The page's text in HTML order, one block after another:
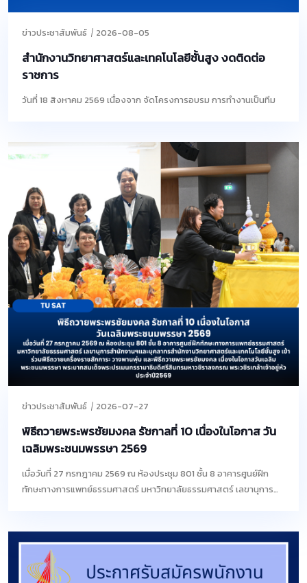
ข่าวประชาสัมพันธ์ 2026-08-05
สำนักงานวิทยาศาสตร์และเทคโนโลยีชั้นสูง งดติดต่อ
ราชการ
วันที่ 18 สิงหาคม 2569 เนื่องจาก จัดโครงการอบรม การทำงานเป็นทีม
ข่าวประชาสัมพันธ์ 2026-07-27
พิธีถวายพระพรชัยมงคล รัชกาลที่ 10 เนื่องในโอกาส วัน
เฉลิมพระชนมพรรษา 2569
เมื่อวันที่ 27 กรกฎาคม 2569 ณ ห้องประชุม 801 ชั้น 8 อาคารศูนย์ฝึก
ทักษะทางการแพทย์ธรรมศาสตร์ มหาวิทยาลัยธรรมศาสตร์ เลขานุการสำ
รามาธิบดีศรีสินทรมหาวชิราลงกรณ พระวชิรเกล้าเจ้าอยู่หัว ประจำ
ปี2569